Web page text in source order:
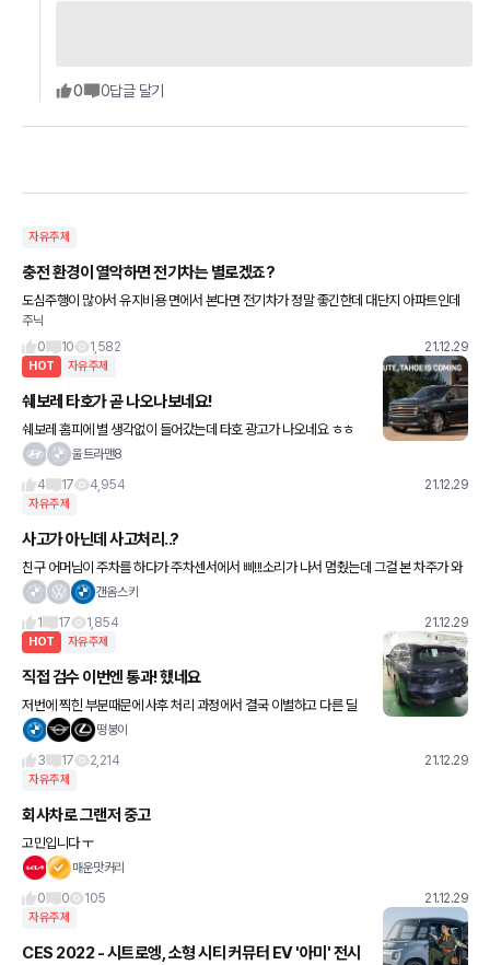
0 0답글 달기
자유주제
충전 환경이 열악하면 전기차는 별로겠죠?
도심주행이 많아서 유지비용 면에서 본다면 전기차가 정말 좋긴한데 대단지 아파트인데
구축이라 전기차 충전소가 별로 없어요 단지 내에 있는 충전기는 200세대 당 4대 정도
있는 거 같고 모두 완속충전
주닉
0
10 1,582 21.12.29
HOT 자유주제
쉐보레 타호가 곧 나오나보네요!
쉐보레 홈피에 별 생각없이 들어갔는데 타호 광고가 나오네요 ㅎㅎ
울트라맨8
4
17 4,954 21.12.29
자유주제
사고가 아닌데 사고처리..?
친구 어머님이 주차를 하다가 주차센서에서 삐!!!소리가 나서 멈췄는데 그걸 본 차주가 와
서 차가 닿았으니 범퍼를 갈겠다고 했다네요 아우디인데… 보험사한테 범퍼를 새로갈겠
갠옴스키
1
17 1,854 21.12.29
HOT 자유주제
직접 검수 이번엔 통과! 했네요
저번에 찍힌 부분때문에 사후 처리 과정에서 결국 이별하고 다른 딜
러사에 차가 있어서 계약하고 또 검수하러 다녀왔슴니다.ㅠ 딜러님
떵붕이
3
17 2,214 21.12.29
자유주제
회사차로 그랜저 중고
고민입니다 ㅜ
매운맛커리
0
0 105 21.12.29
자유주제
CES 2022 - 시트로엥, 소형 시티 커뮤터 EV '아미' 전시